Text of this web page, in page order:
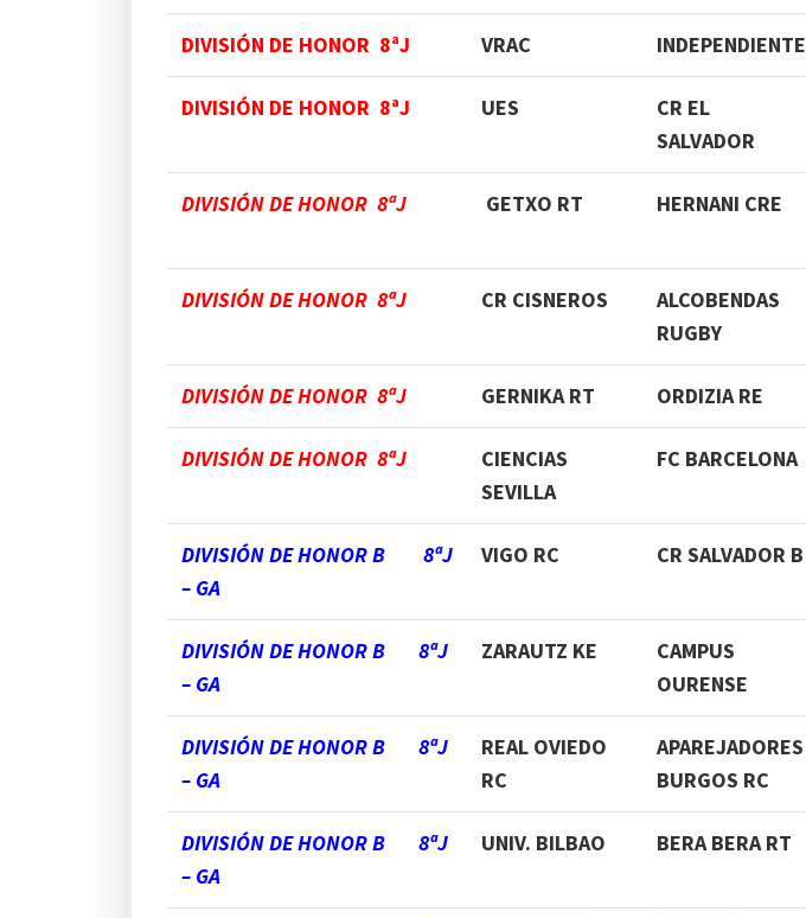
DIVISIÓN DE HONOR 8ªJ VRAC INDEPENDIENTE
DIVISIÓN DE HONOR 8ªJ UES
CR EL
SALVADOR
DIVISIÓN DE HONOR 8ªJ GETXO RT HERNANI CRE
DIVISIÓN DE HONOR 8ªJ CR CISNEROS
ALCOBENDAS
RUGBY
DIVISIÓN DE HONOR 8ªJ GERNIKA RT ORDIZIA RE
DIVISIÓN DE HONOR 8ªJ
CIENCIAS
SEVILLA
FC BARCELONA
DIVISIÓN DE HONOR B 8ªJ
– GA
VIGO RC CR SALVADOR B
DIVISIÓN DE HONOR B 8ªJ
– GA
ZARAUTZ KE
CAMPUS
OURENSE
DIVISIÓN DE HONOR B 8ªJ
– GA
REAL OVIEDO
RC
APAREJADORES
BURGOS RC
DIVISIÓN DE HONOR B 8ªJ
– GA
UNIV. BILBAO BERA BERA RT